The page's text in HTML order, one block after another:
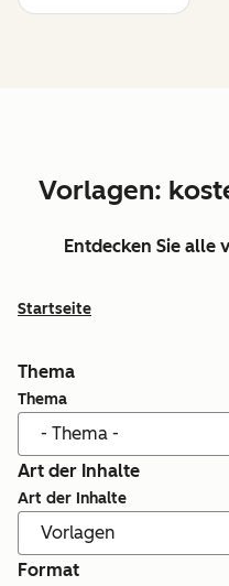
Vorlagen:
Entdecken Sie alle
Startseite
Thema
Thema
Art der Inhalte
Art der Inhalte
Format